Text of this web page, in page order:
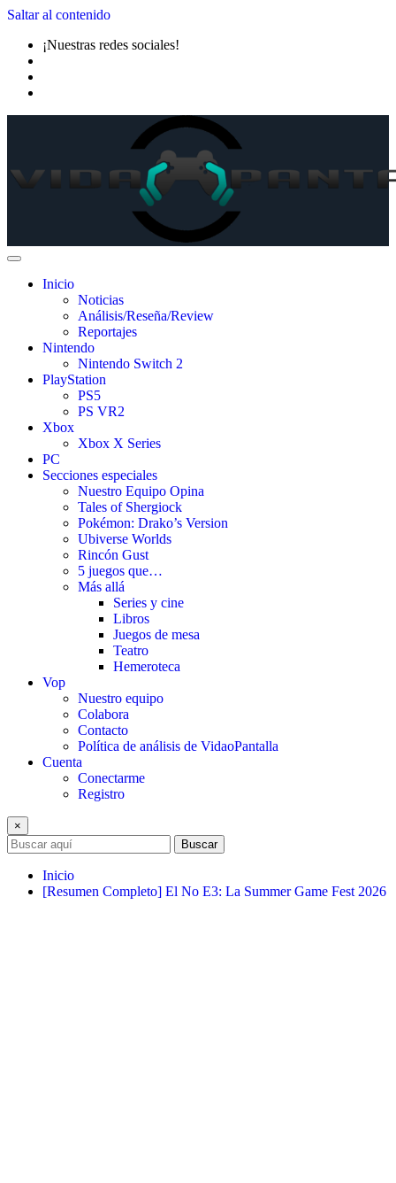
Saltar al contenido
¡Nuestras redes sociales!
Inicio
Noticias
Análisis/Reseña/Review
Reportajes
Nintendo
Nintendo Switch 2
PlayStation
PS5
PS VR2
Xbox
Xbox X Series
PC
Secciones especiales
Nuestro Equipo Opina
Tales of Shergiock
Pokémon: Drako’s Version
Ubiverse Worlds
Rincón Gust
5 juegos que…
Más allá
Series y cine
Libros
Juegos de mesa
Teatro
Hemeroteca
Vop
Nuestro equipo
Colabora
Contacto
Política de análisis de VidaoPantalla
Cuenta
Conectarme
Registro
×
Buscar
Inicio
[Resumen Completo] El No E3: La Summer Game Fest 2026